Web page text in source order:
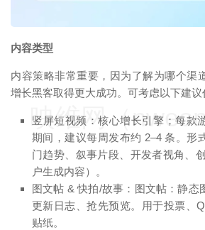
内容类型
内容策略非常重要，因为了解为哪个渠
增长黑客取得更大成功。可考虑以下建议
竖屏短视频：核心增长引擎；每款
期间，建议每周发布约 2–4 条。形
门趋势、叙事片段、开发者视角、
户生成内容）。
图文帖 & 快拍/故事：图文帖：静态
更新日志、抢先预览。用于投票、
贴纸。
映维网（